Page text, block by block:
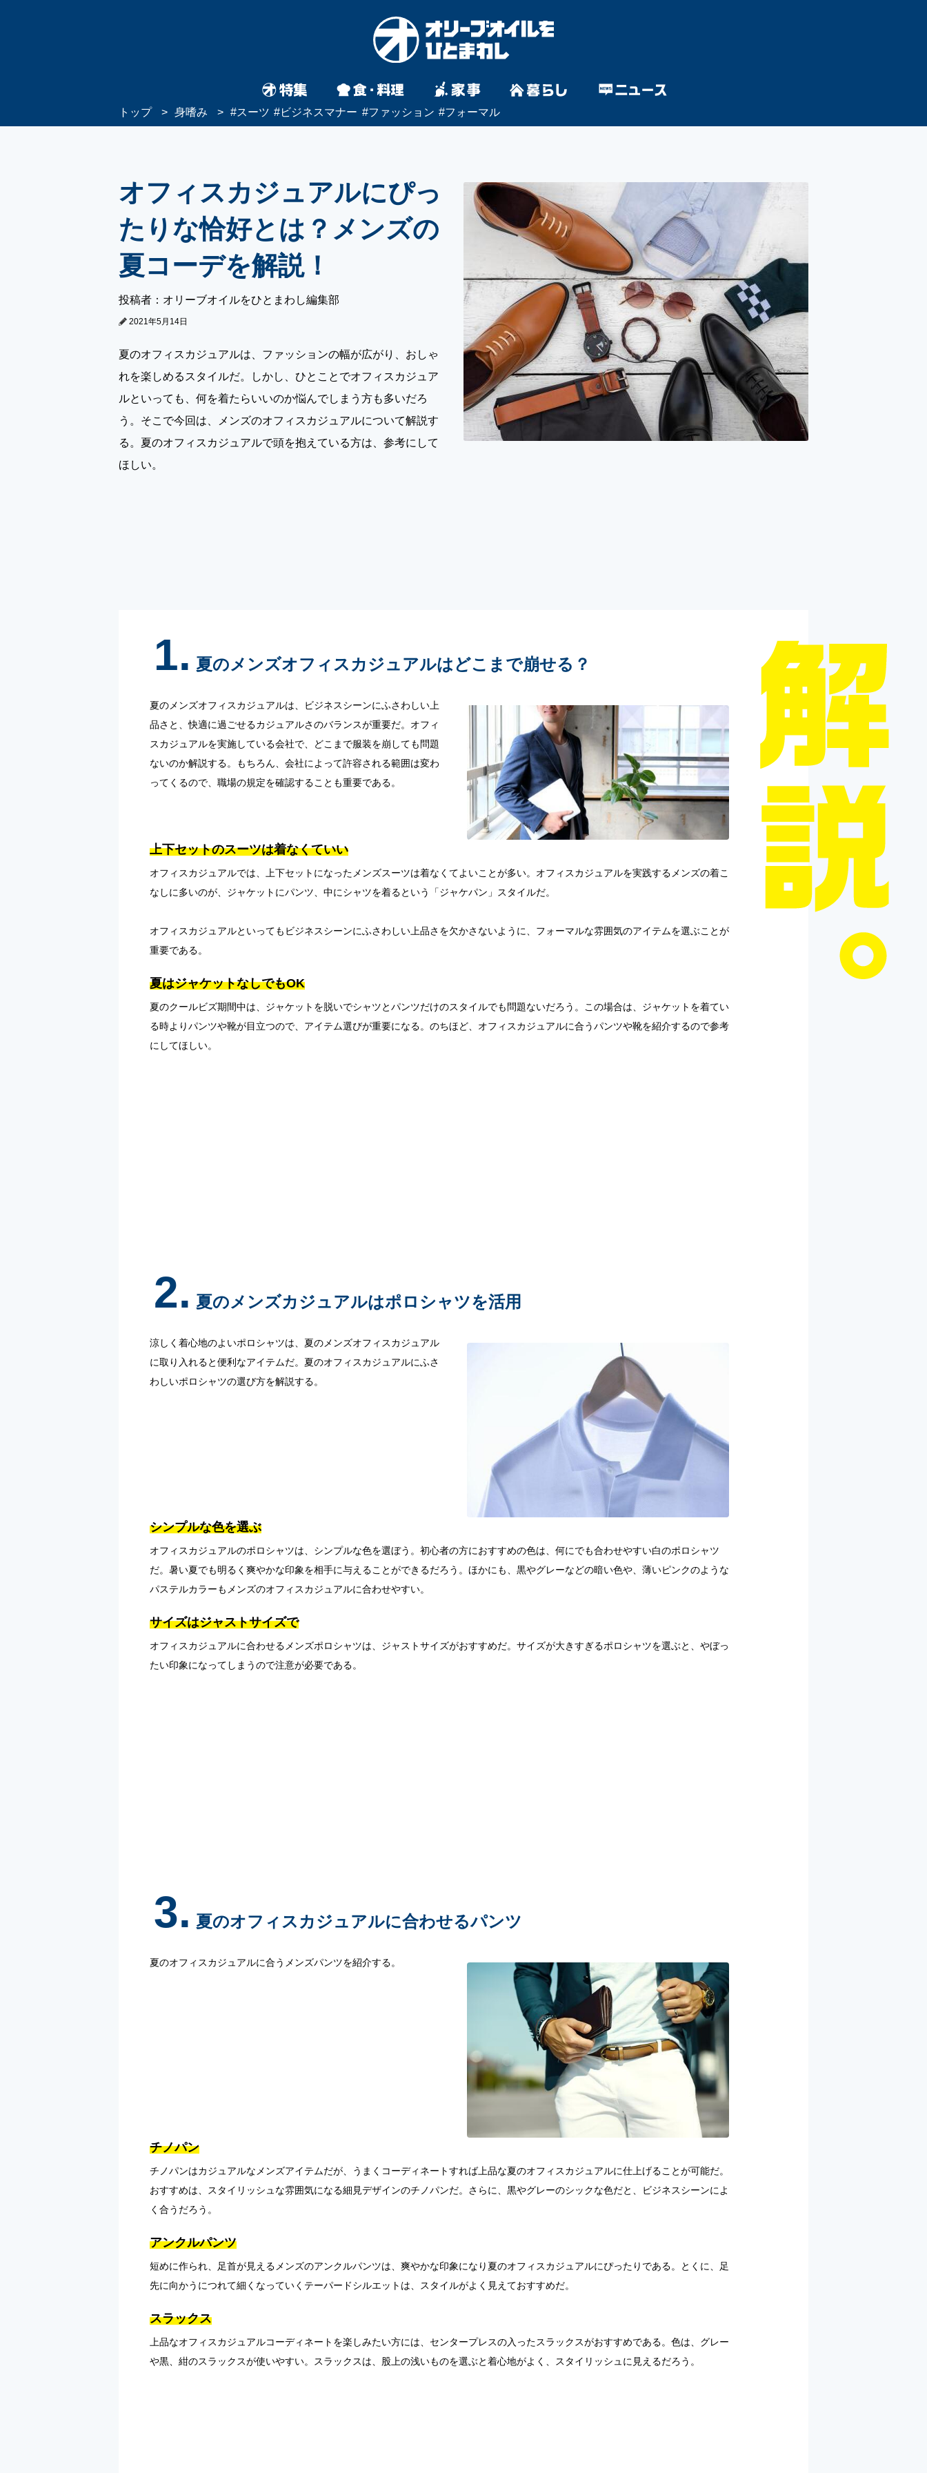
トップ 身嗜み #スーツ #ビジネスマナー #ファッション #フォーマル
オフィスカジュアルにぴっ
たりな恰好とは？メンズの
夏コーデを解説！
投稿者：オリーブオイルをひとまわし編集部
2021年5月14日
夏のオフィスカジュアルは、ファッションの幅が広がり、おしゃ
れを楽しめるスタイルだ。しかし、ひとことでオフィスカジュア
ルといっても、何を着たらいいのか悩んでしまう方も多いだろ
う。そこで今回は、メンズのオフィスカジュアルについて解説す
る。夏のオフィスカジュアルで頭を抱えている方は、参考にして
ほしい。
1. 夏のメンズオフィスカジュアルはどこまで崩せる？
夏のメンズオフィスカジュアルは、ビジネスシーンにふさわしい上
品さと、快適に過ごせるカジュアルさのバランスが重要だ。オフィ
スカジュアルを実施している会社で、どこまで服装を崩しても問題
ないのか解説する。もちろん、会社によって許容される範囲は変わ
ってくるので、職場の規定を確認することも重要である。
上下セットのスーツは着なくていい
オフィスカジュアルでは、上下セットになったメンズスーツは着なくてよいことが多い。オフィスカジュアルを実践するメンズの着こ
なしに多いのが、ジャケットにパンツ、中にシャツを着るという「ジャケパン」スタイルだ。
オフィスカジュアルといってもビジネスシーンにふさわしい上品さを欠かさないように、フォーマルな雰囲気のアイテムを選ぶことが
重要である。
夏はジャケットなしでもOK
夏のクールビズ期間中は、ジャケットを脱いでシャツとパンツだけのスタイルでも問題ないだろう。この場合は、ジャケットを着てい
る時よりパンツや靴が目立つので、アイテム選びが重要になる。のちほど、オフィスカジュアルに合うパンツや靴を紹介するので参考
にしてほしい。
2. 夏のメンズカジュアルはポロシャツを活用
涼しく着心地のよいポロシャツは、夏のメンズオフィスカジュアル
に取り入れると便利なアイテムだ。夏のオフィスカジュアルにふさ
わしいポロシャツの選び方を解説する。
シンプルな色を選ぶ
オフィスカジュアルのポロシャツは、シンプルな色を選ぼう。初心者の方におすすめの色は、何にでも合わせやすい白のポロシャツ
だ。暑い夏でも明るく爽やかな印象を相手に与えることができるだろう。ほかにも、黒やグレーなどの暗い色や、薄いピンクのような
パステルカラーもメンズのオフィスカジュアルに合わせやすい。
サイズはジャストサイズで
オフィスカジュアルに合わせるメンズポロシャツは、ジャストサイズがおすすめだ。サイズが大きすぎるポロシャツを選ぶと、やぼっ
たい印象になってしまうので注意が必要である。
3. 夏のオフィスカジュアルに合わせるパンツ
夏のオフィスカジュアルに合うメンズパンツを紹介する。
チノパン
チノパンはカジュアルなメンズアイテムだが、うまくコーディネートすれば上品な夏のオフィスカジュアルに仕上げることが可能だ。
おすすめは、スタイリッシュな雰囲気になる細見デザインのチノパンだ。さらに、黒やグレーのシックな色だと、ビジネスシーンによ
く合うだろう。
アンクルパンツ
短めに作られ、足首が見えるメンズのアンクルパンツは、爽やかな印象になり夏のオフィスカジュアルにぴったりである。とくに、足
先に向かうにつれて細くなっていくテーパードシルエットは、スタイルがよく見えておすすめだ。
スラックス
上品なオフィスカジュアルコーディネートを楽しみたい方には、センタープレスの入ったスラックスがおすすめである。色は、グレー
や黒、紺のスラックスが使いやすい。スラックスは、股上の浅いものを選ぶと着心地がよく、スタイリッシュに見えるだろう。